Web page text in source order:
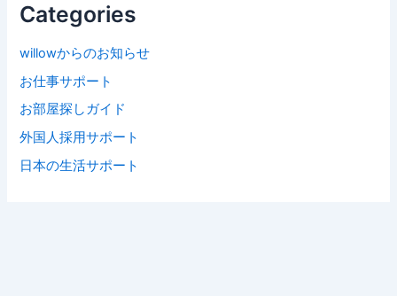
Categories
willowからのお知らせ
お仕事サポート
お部屋探しガイド
外国人採用サポート
日本の生活サポート